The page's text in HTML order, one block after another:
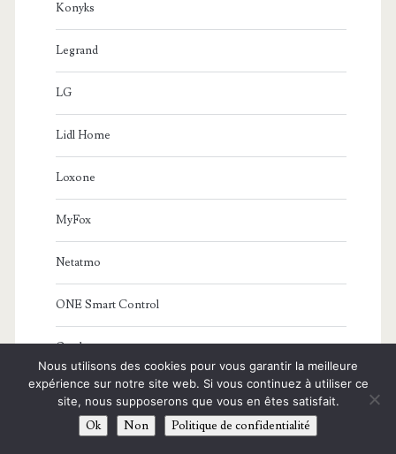
Konyks
Legrand
LG
Lidl Home
Loxone
MyFox
Netatmo
ONE Smart Control
Otodo
Panasonic
Samsung
Nous utilisons des cookies pour vous garantir la meilleure
expérience sur notre site web. Si vous continuez à utiliser ce
site, nous supposerons que vous en êtes satisfait.
Ok Non Politique de confidentialité